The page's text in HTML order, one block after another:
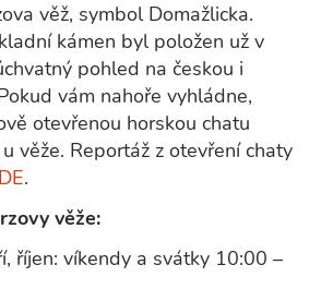
věž, symbol Domažlicka.
kámen byl položen už v
pohled na českou i
vám nahoře vyhládne,
otevřenou horskou chatu
věže. Reportáž z otevření chaty
.
věže:
říjen: víkendy a svátky 10:00 –